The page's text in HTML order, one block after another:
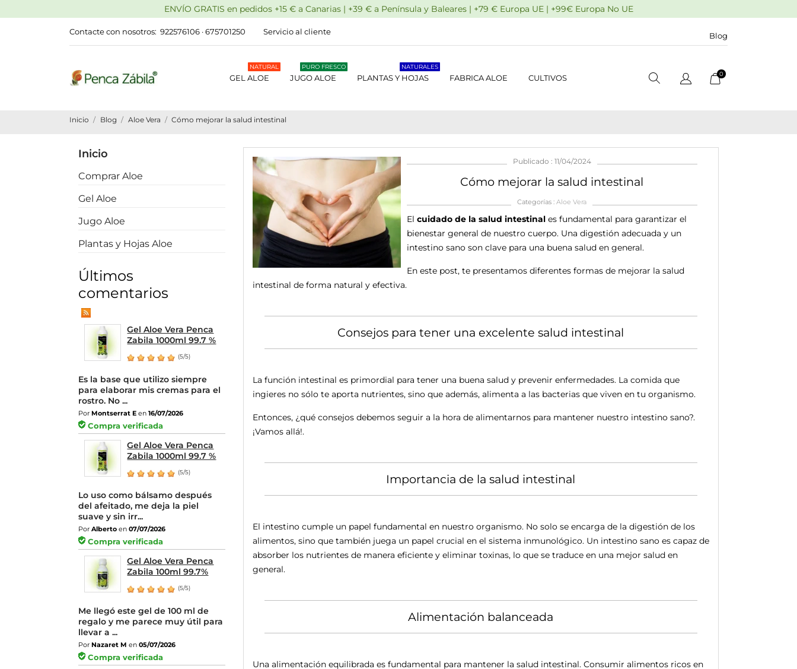
ENVÍO GRATIS en pedidos +15 € a Canarias | +39 € a Península y Baleares | +79 € Europa UE | +99€ Europa No UE
Contacte con nosotros: 922576106 · 675701250 Servicio al cliente Blog
GEL ALOE
NATURAL
JUGO ALOE
PURO FRESCO
PLANTAS Y HOJAS
NATURALES
FABRICA ALOE CULTIVOS 0
Inicio Blog Aloe Vera Cómo mejorar la salud intestinal
Inicio
Comprar Aloe
Gel Aloe
Jugo Aloe
Plantas y Hojas Aloe
Últimos
comentarios
Gel Aloe Vera Penca
Zabila 1000ml 99.7 %
(5/5)
Es la base que utilizo siempre
para elaborar mis cremas para el
rostro. No ...
Por Montserrat E en 16/07/2026
Compra verificada
Gel Aloe Vera Penca
Zabila 1000ml 99.7 %
(5/5)
Lo uso como bálsamo después
del afeitado, me deja la piel
suave y sin irr...
Por Alberto en 07/07/2026
Compra verificada
Gel Aloe Vera Penca
Zabila 100ml 99.7%
(5/5)
Me llegó este gel de 100 ml de
regalo y me parece muy útil para
llevar a ...
Por Nazaret M en 05/07/2026
Compra verificada
Publicado : 11/04/2024
Cómo mejorar la salud intestinal
Categorías :Aloe Vera
El cuidado de la salud intestinales fundamental para garantizar el
bienestar general de nuestro cuerpo. Una digestión adecuada y un
intestino sano son clave para una buena salud en general.
En este post, te presentamos diferentes formas de mejorar la salud
intestinal de forma natural y efectiva.
Consejos para tener una excelente salud intestinal
La función intestinal es primordial para tener una buena salud y prevenir enfermedades. La comida que
ingieres no sólo te aporta nutrientes, sino que además, alimenta a las bacterias que viven en tu organismo.
Entonces, ¿qué consejos debemos seguir a la hora de alimentarnos para mantener nuestro intestino sano?.
¡Vamos allá!.
Importancia de la salud intestinal
El intestino cumple un papel fundamental en nuestro organismo. No solo se encarga de la digestión de los
alimentos, sino que también juega un papel crucial en el sistema inmunológico. Un intestino sano es capaz de
absorber los nutrientes de manera eficiente y eliminar toxinas, lo que se traduce en una mejor salud en
general.
Alimentación balanceada
Una alimentación equilibrada es fundamental para mantener la salud intestinal. Consumir alimentos ricos en